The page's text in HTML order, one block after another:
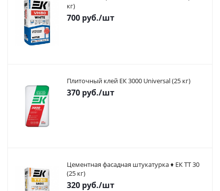
кг)
700 руб./шт
Плиточный клей ЕК 3000 Universal (25 кг)
370 руб./шт
Цементная фасадная штукатурка ♦ ЕК ТТ 30
(25 кг)
320 руб./шт